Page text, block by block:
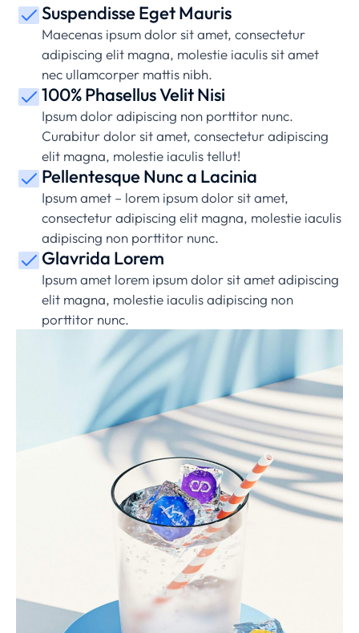
Suspendisse Eget Mauris
Maecenas ipsum dolor sit amet, consectetur
adipiscing elit magna, molestie iaculis sit amet
nec ullamcorper mattis nibh.
100% Phasellus Velit Nisi
Ipsum dolor adipiscing non porttitor nunc.
Curabitur dolor sit amet, consectetur adipiscing
elit magna, molestie iaculis tellut!
Pellentesque Nunc a Lacinia
Ipsum amet – lorem ipsum dolor sit amet,
consectetur adipiscing elit magna, molestie iaculis
adipiscing non porttitor nunc.
Glavrida Lorem
Ipsum amet lorem ipsum dolor sit amet adipiscing
elit magna, molestie iaculis adipiscing non
porttitor nunc.